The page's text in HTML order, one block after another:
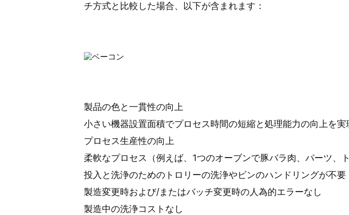
チ方式と比較した場合、以下が含まれます：
製品の色と一貫性の向上
小さい機器設置面積でプロセス時間の短縮と処理能力の向上を実
プロセス生産性の向上
柔軟なプロセス（例えば、1つのオーブンで豚バラ肉、パーツ、
投入と洗浄のためのトロリーの洗浄やビンのハンドリングが不要
製造変更時および/またはバッチ変更時の人為的エラーなし
製造中の洗浄コストなし